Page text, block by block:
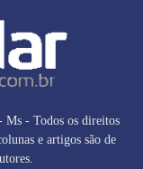
Ms - Todos os direitos
e artigos são de